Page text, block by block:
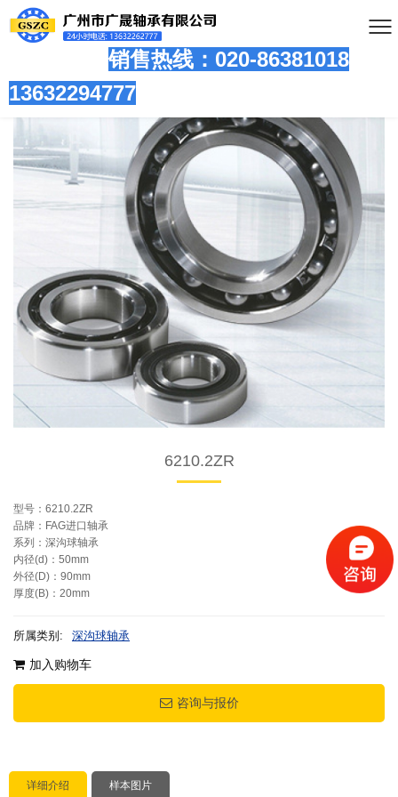
销售热线：020-86381018
13632294777
6210.2ZR
型号：6210.2ZR
品牌：FAG进口轴承
系列：深沟球轴承
内径(d)：50mm
外径(D)：90mm
厚度(B)：20mm
所属类别: 深沟球轴承
加入购物车
咨询与报价
详细介绍 样本图片